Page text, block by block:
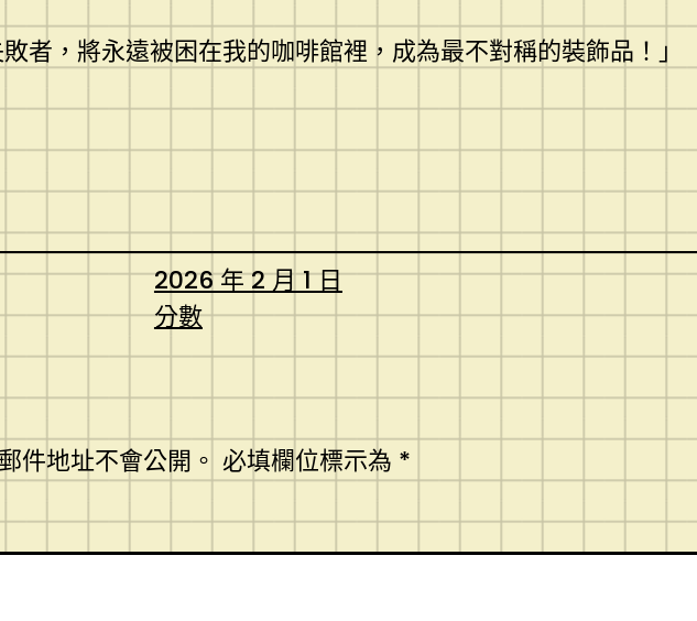
者，將永遠被困在我的咖啡館裡，成為最不對稱的裝飾品！」
2026 年 2 月 1 日
分數
件地址不會公開。 必填欄位標示為 *